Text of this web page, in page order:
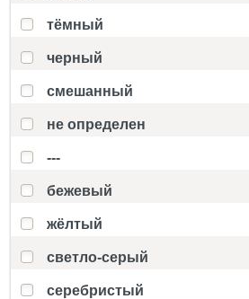
тёмный
черный
смешанный
не определен
---
бежевый
жёлтый
светло-серый
серебристый